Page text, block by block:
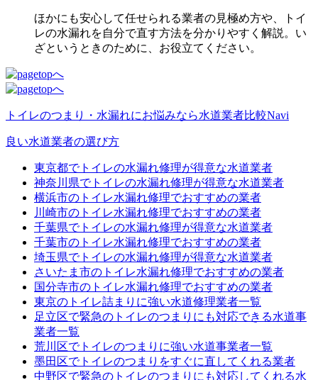
ほかにも安心して任せられる業者の見極め方や、トイ
レの水漏れを自分で直す方法を分かりやすく解説。い
ざというときのために、お役立てください。
トイレのつまり・水漏れにお悩みなら水道業者比較Navi
良い水道業者の選び方
東京都でトイレの水漏れ修理が得意な水道業者
神奈川県でトイレの水漏れ修理が得意な水道業者
横浜市のトイレ水漏れ修理でおすすめの業者
川崎市のトイレ水漏れ修理でおすすめの業者
千葉県でトイレの水漏れ修理が得意な水道業者
千葉市のトイレ水漏れ修理でおすすめの業者
埼玉県でトイレの水漏れ修理が得意な水道業者
さいたま市のトイレ水漏れ修理でおすすめの業者
国分寺市のトイレ水漏れ修理でおすすめの業者
東京のトイレ詰まりに強い水道修理業者一覧
足立区で緊急のトイレのつまりにも対応できる水道事
業者一覧
荒川区でトイレのつまりに強い水道事業者一覧
墨田区でトイレのつまりをすぐに直してくれる業者
中野区で緊急のトイレのつまりにも対応してくれる水